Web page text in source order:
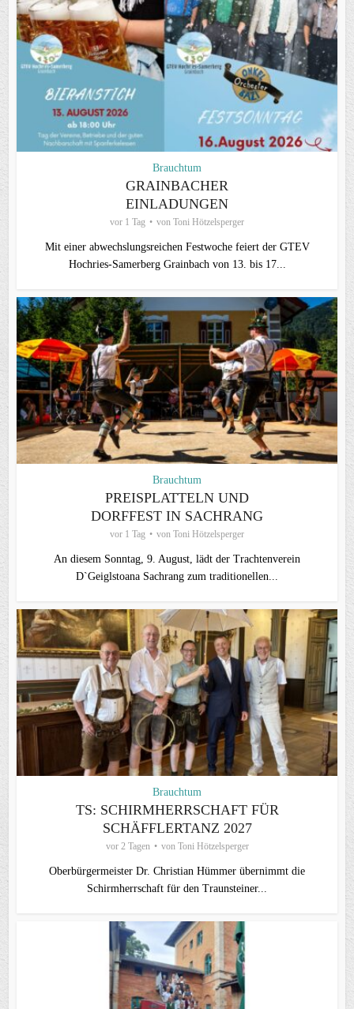
Brauchtum
GRAINBACHER
EINLADUNGEN
vor 1 Tag von Toni Hötzelsperger
Mit einer abwechslungsreichen Festwoche feiert der GTEV
Hochries-Samerberg Grainbach von 13. bis 17...
Brauchtum
PREISPLATTELN UND
DORFFEST IN SACHRANG
vor 1 Tag von Toni Hötzelsperger
An diesem Sonntag, 9. August, lädt der Trachtenverein
D`Geiglstoana Sachrang zum traditionellen...
Brauchtum
TS: SCHIRMHERRSCHAFT FÜR
SCHÄFFLERTANZ 2027
vor 2 Tagen von Toni Hötzelsperger
Oberbürgermeister Dr. Christian Hümmer übernimmt die
Schirmherrschaft für den Traunsteiner...